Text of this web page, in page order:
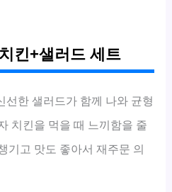
킨+샐러드 세트
선한 샐러드가 함께 나와 균형
치킨을 먹을 때 느끼함을 줄
기고 맛도 좋아서 재주문 의